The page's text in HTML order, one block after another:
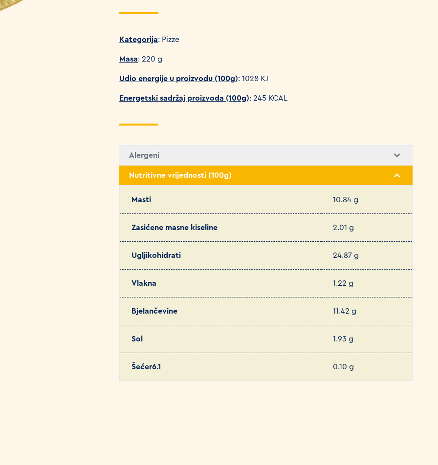
Kategorija: Pizze
Masa: 220 g
Udio energije u proizvodu (100g): 1028 KJ
Energetski sadržaj proizvoda (100g): 245 KCAL
Alergeni
Nutritivne vrijednosti (100g)
Masti 10.84 g
Zasićene masne kiseline 2.01 g
Ugljikohidrati 24.87 g
Vlakna 1.22 g
Bjelančevine 11.42 g
Sol 1.93 g
Šećer6.1 0.10 g